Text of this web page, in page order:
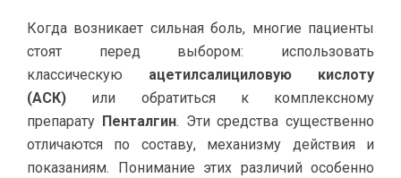
Когда возникает сильная боль, многие пациенты
стоят перед выбором: использовать
классическую ацетилсалициловую кислоту
(АСК) или обратиться к комплексному
препарату Пенталгин. Эти средства существенно
отличаются по составу, механизму действия и
показаниям. Понимание этих различий особенно